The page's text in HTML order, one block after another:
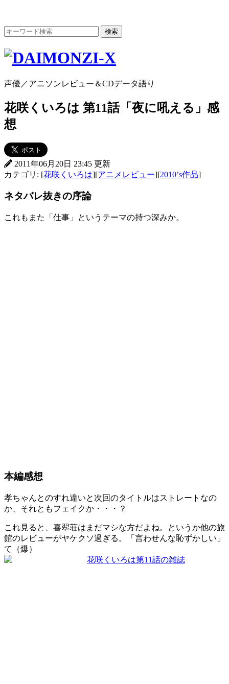
声優／アニソンレビュー＆CDデータ語り
花咲くいろは 第11話「夜に吼える」感
想
2011年06月20日 23:45 更新
カテゴリ: [花咲くいろは][アニメレビュー][2010’s作品]
ネタバレ抜きの序論
これもまた「仕事」というテーマの持つ深みか。
本編感想
孝ちゃんとのすれ違いと次回のタイトルはストレートなの
か、それともフェイクか・・・？
これ見ると、喜翆荘はまだマシな方だよね。というか他の旅
館のレビューがヤケクソ過ぎる。「言わせんな恥ずかしい」
て（爆）